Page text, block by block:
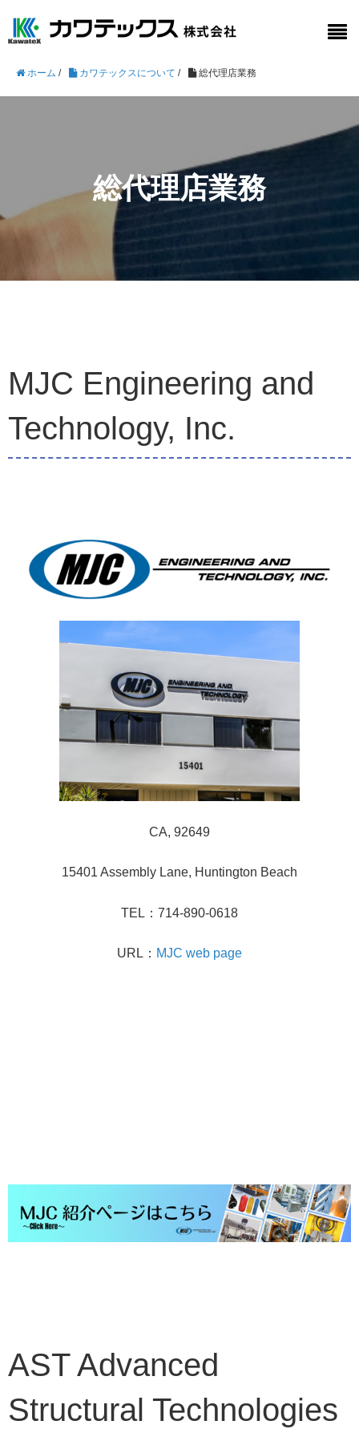
ホーム / カワテックスについて / 総代理店業務
総代理店業務
MJC Engineering and
Technology, Inc.
CA, 92649
15401 Assembly Lane, Huntington Beach
TEL：714-890-0618
URL： MJC web page
ASTAdvanced
Structural Technologies